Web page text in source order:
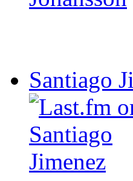
Santiago